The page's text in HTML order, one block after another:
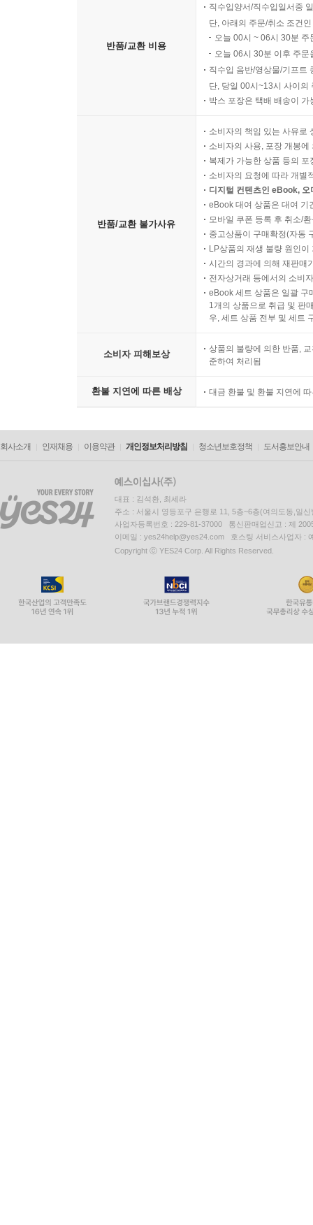
반품/교환 비용
직수입양서/직수입일서중
단, 아래의 주문/취소 조건
오늘 00시 ~ 06시 30분
오늘 06시 30분 이후 주
직수입 음반/영상물/기프트
단, 당일 00시~13시 사이의
박스 포장은 택배 배송이
반품/교환 불가사유
소비자의 책임 있는 사유로
소비자의 사용, 포장 개봉
복제가 가능한 상품 등의
소비자의 요청에 따라 개별
디지털 컨텐츠인 eBook,
eBook 대여 상품은 대여 기
모바일 쿠폰 등록 후 취소/
중고상품이 구매확정(자동
LP상품의 재생 불량 원인
시간의 경과에 의해 재판매
전자상거래 등에서의 소비
eBook 세트 상품은 일괄 구
1개의 상품으로 취급 및 판
우, 세트 상품 전부 및 세트
소비자 피해보상
상품의 불량에 의한 반품,
준하여 처리됨
환불 지연에 따른 배상 대금 환불 및 환불 지연에
회사소개 인재채용 이용약관 개인정보처리방침 청소년보호정책 도서홍보안내
대표 : 김석환, 최세라
주소 : 서울시 영등포구 은행로 11, 5층~6층(여의도동,일신
사업자등록번호 : 229-81-37000 통신판매업신고 : 제
이메일 : yes24help@yes24.com 호스팅 서비스사업자 :
Copyright ⓒ YES24 Corp. All Rights Reserved.